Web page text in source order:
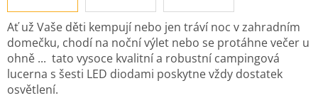
Ať už Vaše děti kempují nebo jen tráví noc v zahradním
domečku, chodí na noční výlet nebo se protáhne večer u
ohně ... tato vysoce kvalitní a robustní campingová
lucerna s šesti LED diodami poskytne vždy dostatek
osvětlení.